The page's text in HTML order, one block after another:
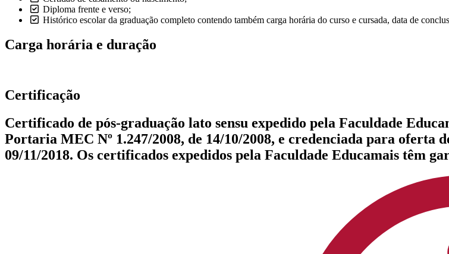
Diploma frente e verso;
Histórico escolar da graduação completo contendo também carga horária do curso e cursada, data de
Carga horária e duração
Certificação
Certificado de pós-graduação lato sensu expedido pela Faculdade
Portaria MEC Nº 1.247/2008, de 14/10/2008, e credenciada para oferta
09/11/2018. Os certificados expedidos pela Faculdade Educamais têm